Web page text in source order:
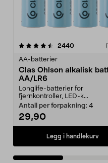
2440
AA-batterier
Clas Ohlson alkalisk
AA/LR6
Longlife-batterier for
fjernkontroller, LED-k...
Antall per forpakning: 4
29,90
Legg i handlekurv
4.5av 5 stjerner